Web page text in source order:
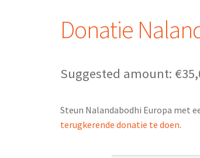
Donatie
Suggested amount: €
Steun Nalandabodhi Europa met
terugkerende donatie te doen.